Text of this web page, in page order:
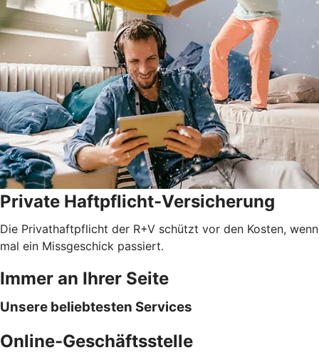
Private Haftpflicht-Versicherung
Die Privathaftpflicht der R+V schützt vor den Kosten, wenn
mal ein Missgeschick passiert.
Immer an Ihrer Seite
Unsere beliebtesten Services
Online-Geschäftsstelle